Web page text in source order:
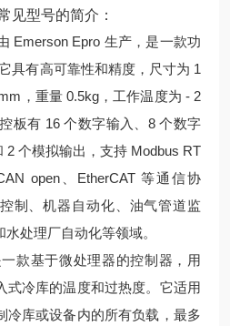
见型号的简介：
Emerson Epro 生产，是一款功
具有高可靠性和精度，尺寸为 1
，重量 0.5kg，工作温度为 - 2
板有 16 个数字输入、8 个数字
2 个模拟输出，支持 Modbus RT
open、EtherCAT 等通信协
制、机器自动化、油气管道监
处理厂自动化等领域。
一款基于微处理器的控制器，用
式冷库的温度和过热度。它适用
冷库或设备内的所有负载，最多